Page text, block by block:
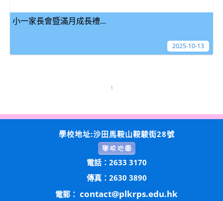
小一家長會暨滿月成長禮...
2025-10-13
1
學校地址:沙田馬鞍山鞍駿街28號
電話：2633 3170
傳真：2630 3890
電郵： contact@plkrps.edu.hk